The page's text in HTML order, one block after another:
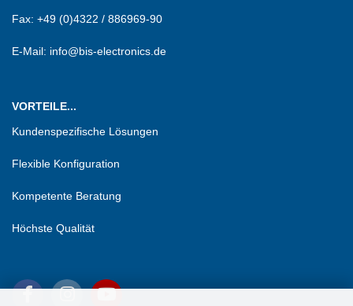
Fax: +49 (0)4322 / 886969-90
E-Mail: info@bis-electronics.de
VORTEILE...
Kundenspezifische Lösungen
Flexible Konfiguration
Kompetente Beratung
Höchste Qualität